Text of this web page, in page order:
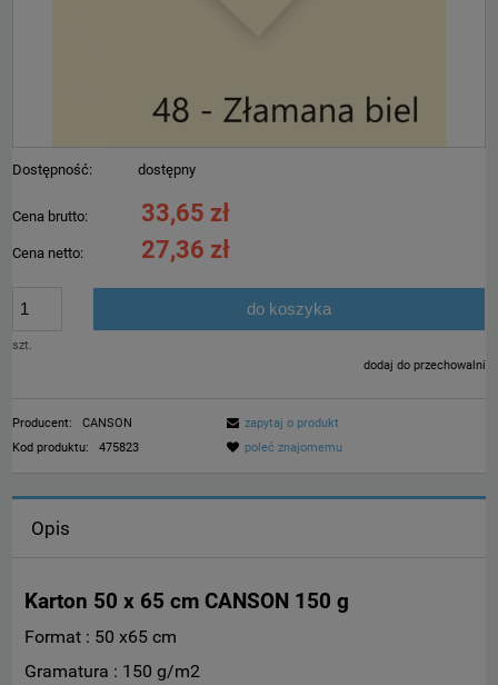
Dostępność: dostępny
Cena brutto: 33,65 zł
Cena netto: 27,36 zł
szt.
do koszyka
dodaj do przechowalni
Producent:
CANSON
Kod produktu:
475823
zapytaj o produkt
poleć znajomemu
Opis
Karton 50 x 65 cm CANSON 150 g
Format : 50 x65 cm
Gramatura : 150 g/m2